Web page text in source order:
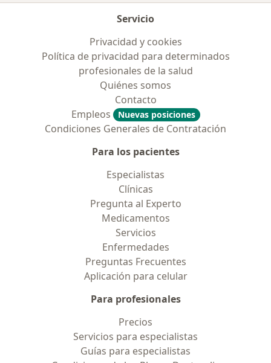
Servicio
Privacidad y cookies
Política de privacidad para determinados
profesionales de la salud
Quiénes somos
Contacto
Empleos
Nuevas posiciones
Condiciones Generales de Contratación
Para los pacientes
Especialistas
Clínicas
Pregunta al Experto
Medicamentos
Servicios
Enfermedades
Preguntas Frecuentes
Aplicación para celular
Para profesionales
Precios
Servicios para especialistas
Guías para especialistas